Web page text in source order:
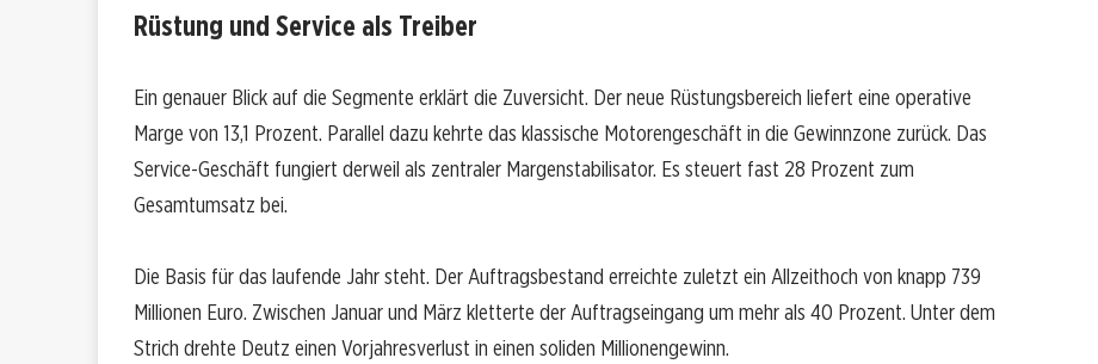
Rüstung und Service als Treiber
Ein genauer Blick auf die Segmente erklärt die Zuversicht. Der neue Rüstungsbereich liefert eine operative
Marge von 13,1 Prozent. Parallel dazu kehrte das klassische Motorengeschäft in die Gewinnzone zurück. Das
Service-Geschäft fungiert derweil als zentraler Margenstabilisator. Es steuert fast 28 Prozent zum
Gesamtumsatz bei.
Die Basis für das laufende Jahr steht. Der Auftragsbestand erreichte zuletzt ein Allzeithoch von knapp 739
Millionen Euro. Zwischen Januar und März kletterte der Auftragseingang um mehr als 40 Prozent. Unter dem
Strich drehte Deutz einen Vorjahresverlust in einen soliden Millionengewinn.